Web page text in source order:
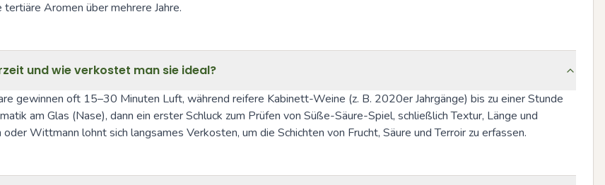
Aromen über mehrere Jahre.
und wie verkostet man sie ideal?
gewinnen oft 15–30 Minuten Luft, während reifere Kabinett-Weine (z. B. 2020er Jahrgänge) bis zu einer Stunde
am Glas (Nase), dann ein erster Schluck zum Prüfen von Süße-Säure-Spiel, schließlich Textur, Länge und
Wittmann lohnt sich langsames Verkosten, um die Schichten von Frucht, Säure und Terroir zu erfassen.